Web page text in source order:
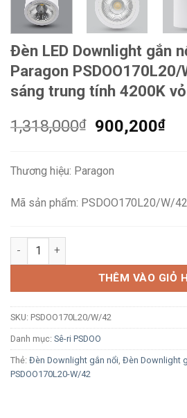
Đèn LED Downlight gắn
Paragon
sáng trung tính 4200K
1,318,000₫
Giá
1,318,000₫.
900,200₫Giá
Thương hiệu: Paragon
Mã sản phẩm: PSDOO170L20/W/42
Đèn LED Downlight gắn nổi màu
THÊM VÀO GIỎ
SKU: PSDOO170L20/W/42
Danh mục: Sê-ri PSDOO
Thẻ: Đèn Downlight gắn nổi Đèn Downlight
PSDOO170L20-W/42